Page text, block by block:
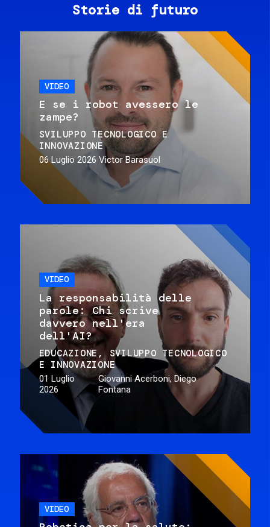
Storie di futuro
VIDEO
E se i robot avessero le
zampe?
SVILUPPO TECNOLOGICO E
INNOVAZIONE
06 Luglio 2026 Victor Barasuol
VIDEO
La responsabilità delle
parole: Chi scrive
davvero nell'era
dell'AI?
EDUCAZIONE
SVILUPPO TECNOLOGICO
E INNOVAZIONE
01 Luglio
2026
Giovanni Acerboni, Diego
Fontana
VIDEO